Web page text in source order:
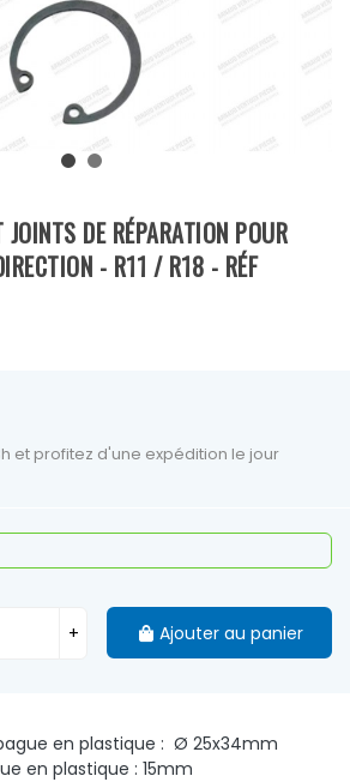
DE RÉPARATION POUR
- R11 / R18 - RÉF
en plastique : Ø 25x34mm
en plastique : 15mm
et profitez d'une expédition le jour
+ Ajouter au panier